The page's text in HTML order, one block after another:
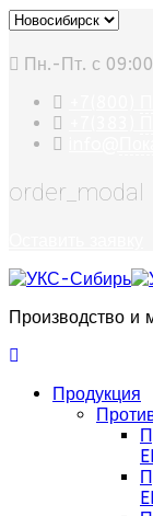
Пн.-Пт. с
order_modal
Производство и
Продукция